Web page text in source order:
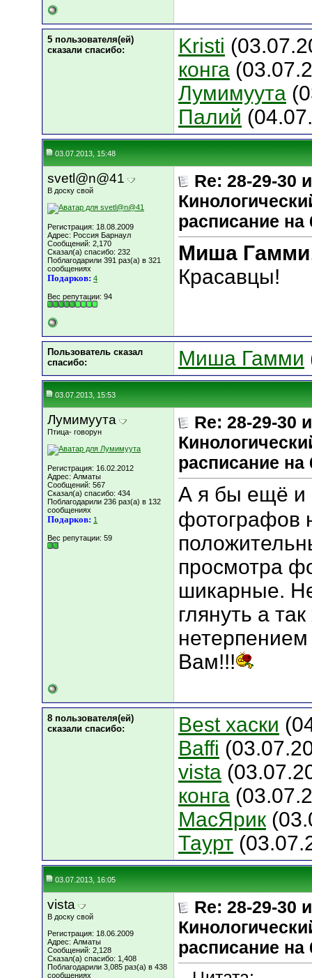
5 пользователя(ей)
сказали cпасибо:
Kristi
конга
Лумимуута
Палий
03.07.2013, 15:48
svetl@n@41
В доску свой
Регистрация: 18.08.2009
Адрес: Россия Барнаул
Сообщений: 2,170
Сказал(а) спасибо: 232
Поблагодарили 391 раз(а) в 321
сообщениях
Подарков: 4
Вес репутации: 94
Re: 28-29-
расписание на
Миша Гамми
Красавцы!
Пользователь сказал
cпасибо:
Миша Гамми
03.07.2013, 15:53
Лумимуута
Птица- говорун
Регистрация: 16.02.2012
Адрес: Алматы
Сообщений: 567
Сказал(а) спасибо: 434
Поблагодарили 236 раз(а) в 132
сообщениях
Подарков: 1
Вес репутации: 59
Re: 28-29-
расписание на
А я бы ещё и
фотографов
просмотра
шикарные.
глянуть а
Вам!!!
8 пользователя(ей)
сказали cпасибо:
Best хаски
Baffi
vista
конга
МасЯрик
Таурт
03.07.2013, 16:05
vista
В доску свой
Регистрация: 18.06.2009
Адрес: Алматы
Сообщений: 2,128
Сказал(а) спасибо: 1,408
Поблагодарили 3,085 раз(а) в 438
сообщениях
Re: 28-29-
расписание на